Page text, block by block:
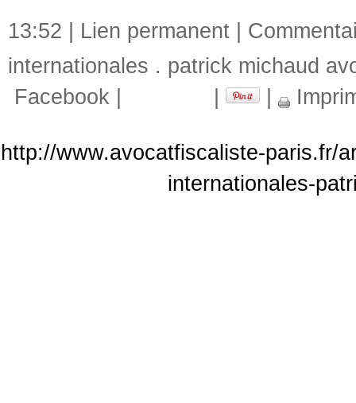
13:52 | Lien permanent
internationales . patrick michaud
Facebook
http://www.avocatfiscaliste-paris.fr/
internationales-